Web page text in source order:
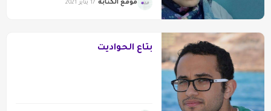
موقع الكتابة 17 يناير 2021
بتاع الحواديت